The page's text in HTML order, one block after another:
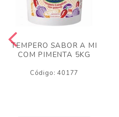
TEMPERO SABOR A MI
COM PIMENTA 5KG
Código: 40177